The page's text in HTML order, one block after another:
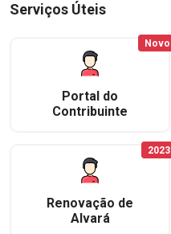
Serviços Úteis
Portal do
Contribuinte
Novo
Renovação de
Alvará
2023